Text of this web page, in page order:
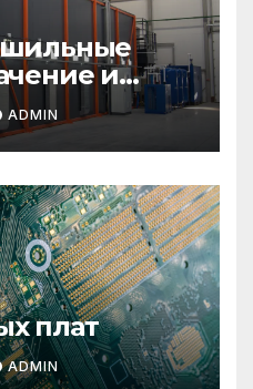
и
ADMIN
плат
ADMIN